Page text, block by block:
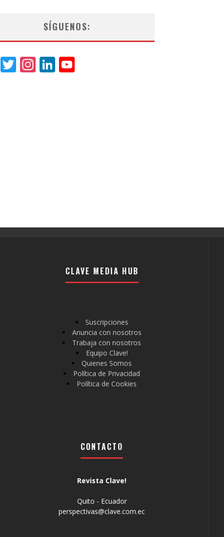
SÍGUENOS:
Facebook
Twitter
Instagram
LinkedIn
CLAVE MEDIA HUB
Suscripciones
Anuncia con nosotros
Trabaja con nosotros
Equipo Clave!
Quienes Somos
Política de Privacidad
Política de Cookies
CONTACTO
Revista Clave!
Quito - Ecuador
perspectivas@clave.com.ec